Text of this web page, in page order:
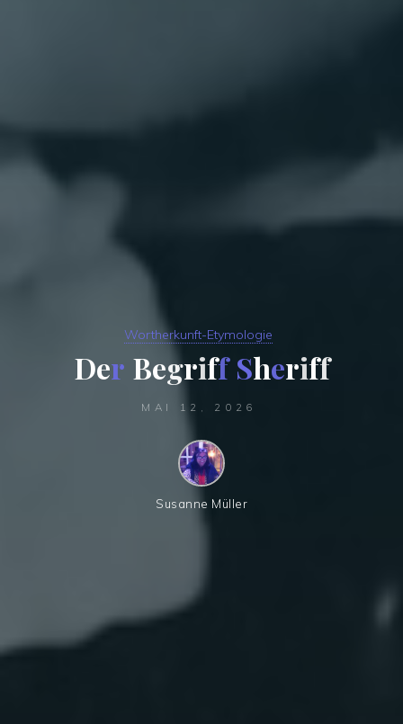
Wortherkunft-Etymologie
Der Begriff Sheriff
MAI 12, 2026
Susanne Müller